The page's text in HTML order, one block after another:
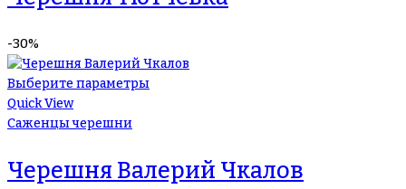
-30%
Выберите параметры
Quick View
Саженцы черешни
Черешня Валерий Чкалов